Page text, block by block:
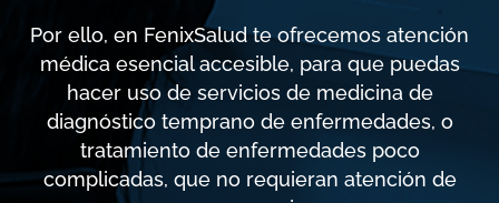
Por ello, en FenixSalud te ofrecemos atención
médica esencial accesible, para que puedas
hacer uso de servicios de medicina de
diagnóstico temprano de enfermedades, o
tratamiento de enfermedades poco
complicadas, que no requieran atención de